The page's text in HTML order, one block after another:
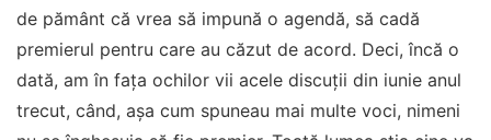
de pământ că vrea să impună o agendă, să cadă
premierul pentru care au căzut de acord. Deci, încă o
dată, am în faţa ochilor vii acele discuţii din iunie anul
trecut, când, aşa cum spuneau mai multe voci, nimeni